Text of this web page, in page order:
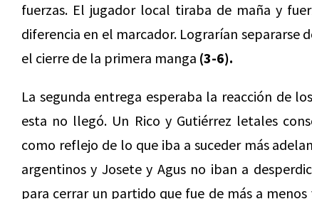
fuerzas. El jugador local tiraba de maña y
diferencia en el marcador. Lograrían separarse
el cierre de la primera manga (3-6).
La segunda entrega esperaba la reacción de
esta no llegó. Un Rico y Gutiérrez letales
como reflejo de lo que iba a suceder más
argentinos y Josete y Agus no iban a
para cerrar un partido que fue de más a